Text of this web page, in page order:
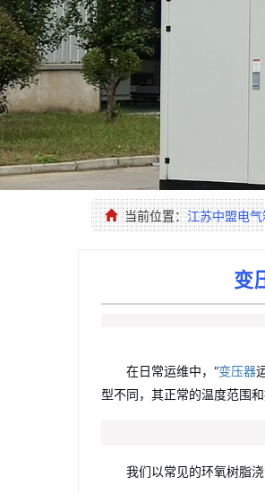
当前位置：江苏中盟电
变
在日常运维中，“变压器
型不同，其正常的温度范围
我们以常见的环氧树脂